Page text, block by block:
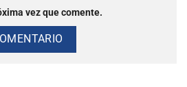
vez que comente.